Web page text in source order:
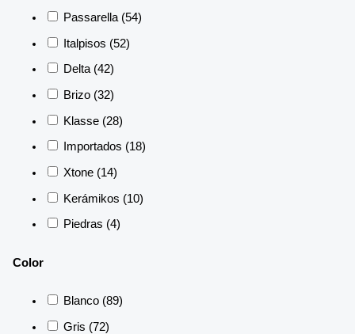
Passarella (54)
Italpisos (52)
Delta (42)
Brizo (32)
Klasse (28)
Importados (18)
Xtone (14)
Kerámikos (10)
Piedras (4)
Color
Blanco (89)
Gris (72)